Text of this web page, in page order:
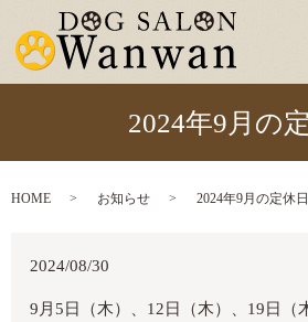
2024年9月の
HOME お知らせ 2024年9月の定休日
2024/08/30
9月5日（木）、12日（木）、19日（